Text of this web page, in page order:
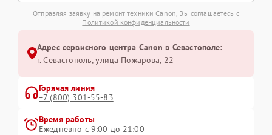
Отправляя заявку на ремонт техники Canon, Вы соглашаетесь с
Политикой конфиденциальности
Адрес сервисного центра Canon в Севастополе:
г. Севастополь, улица Пожарова, 22
Горячая линия
+7 (800) 301-55-83
Время работы
Ежедневно с 9:00 до 21:00